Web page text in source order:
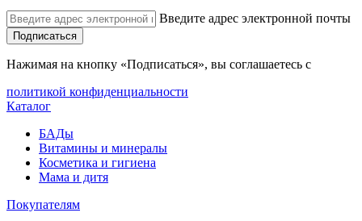
Введите адрес электронной почты
Подписаться
Нажимая на кнопку «Подписаться», вы соглашаетесь с
политикой конфиденциальности
Каталог
БАДы
Витамины и минералы
Косметика и гигиена
Мама и дитя
Покупателям